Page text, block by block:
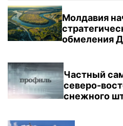
Молдавия
обмеления
Частный
северо-
снежного